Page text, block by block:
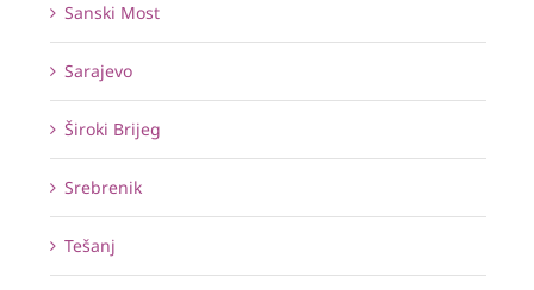
Sanski Most
Sarajevo
Široki Brijeg
Srebrenik
Tešanj